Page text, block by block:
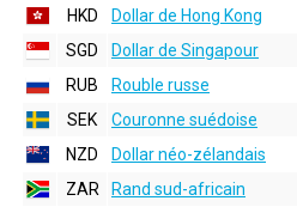
HKD
Dollar de Hong Kong
SGD
Dollar de Singapour
RUB
Rouble russe
SEK
Couronne suédoise
NZD
Dollar néo-zélandais
ZAR
Rand sud-africain